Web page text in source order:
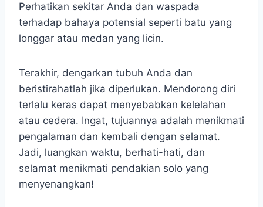
Perhatikan sekitar Anda dan waspada
terhadap bahaya potensial seperti batu yang
longgar atau medan yang licin.
Terakhir, dengarkan tubuh Anda dan
beristirahatlah jika diperlukan. Mendorong diri
terlalu keras dapat menyebabkan kelelahan
atau cedera. Ingat, tujuannya adalah menikmati
pengalaman dan kembali dengan selamat.
Jadi, luangkan waktu, berhati-hati, dan
selamat menikmati pendakian solo yang
menyenangkan!